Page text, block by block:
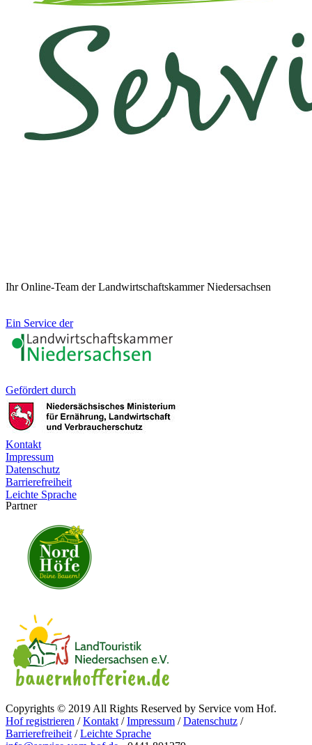
Ihr Online-Team der Landwirtschaftskammer Niedersachsen
Ein Service der
Gefördert durch
Kontakt
Impressum
Datenschutz
Barrierefreiheit
Leichte Sprache
Partner
Copyrights © 2019 All Rights Reserved by Service vom Hof.
Hof registrieren /Kontakt /Impressum /Datenschutz /
Barrierefreiheit /Leichte Sprache